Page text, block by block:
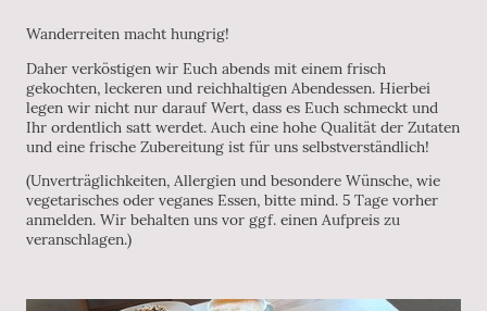
Wanderreiten macht hungrig!
Daher verköstigen wir Euch abends mit einem frisch
gekochten, leckeren und reichhaltigen Abendessen. Hierbei
legen wir nicht nur darauf Wert, dass es Euch schmeckt und
Ihr ordentlich satt werdet. Auch eine hohe Qualität der Zutaten
und eine frische Zubereitung ist für uns selbstverständlich!
(Unverträglichkeiten, Allergien und besondere Wünsche, wie
vegetarisches oder veganes Essen, bitte mind. 5 Tage vorher
anmelden. Wir behalten uns vor ggf. einen Aufpreis zu
veranschlagen.)